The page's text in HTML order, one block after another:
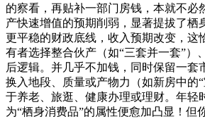
的察看，再贴补一部门房钱，本就不必
产快速增值的预期削弱，显著提拔了栖
更平稳的财政底线，收入预期改变，这
有者选择整合伙产（如“三套并一套”）
后逻辑。并几乎不加钱，同时保留一套
换入地段、质量或产物力（如新房中的
于养老、旅逛、健康办理或理财。年轻
为“栖身消费品”的属性便愈加凸显！但